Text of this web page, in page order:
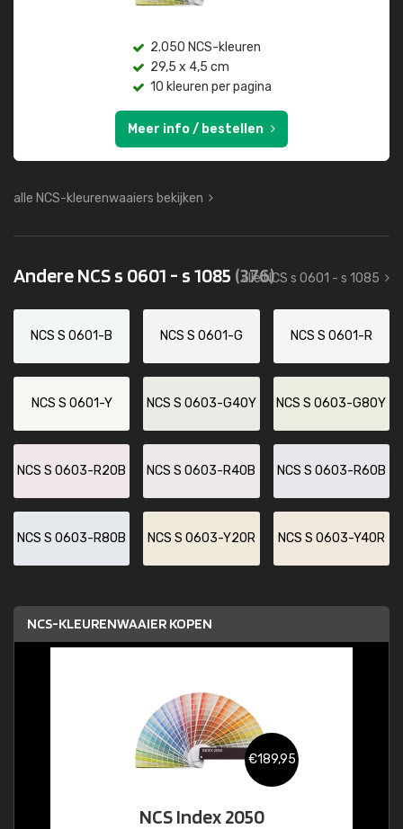
2.050 NCS-kleuren
29,5 x 4,5 cm
10 kleuren per pagina
Meer info / bestellen
alle NCS-kleurenwaaiers bekijken
Andere NCS s 0601 - s 1085 (376)
alle NCS s 0601 - s 1085
NCS S 0601-B NCS S 0601-G NCS S 0601-R
NCS S 0601-Y NCS S 0603-G40Y NCS S 0603-G80Y
NCS S 0603-R20B NCS S 0603-R40B NCS S 0603-R60B
NCS S 0603-R80B NCS S 0603-Y20R NCS S 0603-Y40R
NCS-KLEURENWAAIER KOPEN
€189,95
NCS Index 2050